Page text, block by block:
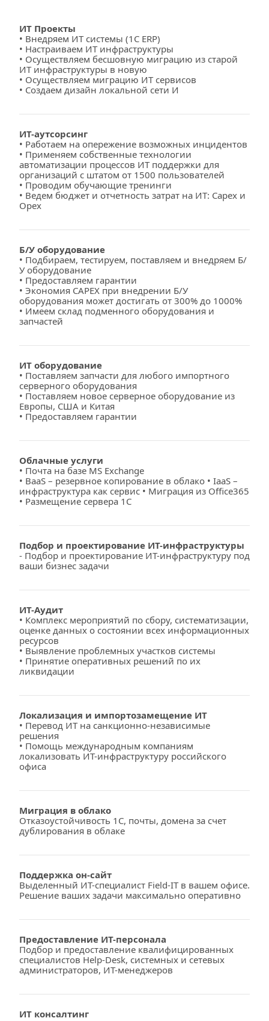
ИТ Проекты
• Внедряем ИТ системы (1С ERP)
• Настраиваем ИТ инфраструктуры
• Осуществляем бесшовную миграцию из старой
ИТ инфраструктуры в новую
• Осуществляем миграцию ИТ сервисов
• Создаем дизайн локальной сети И
ИТ-аутсорсинг
• Работаем на опережение возможных инцидентов
• Применяем собственные технологии
автоматизации процессов ИТ поддержки для
организаций с штатом от 1500 пользователей
• Проводим обучающие тренинги
• Ведем бюджет и отчетность затрат на ИТ: Capex и
Opex
Б/У оборудование
• Подбираем, тестируем, поставляем и внедряем Б/
У оборудование
• Предоставляем гарантии
• Экономия CAPEX при внедрении Б/У
оборудования может достигать от 300% до 1000%
• Имеем склад подменного оборудования и
запчастей
ИТ оборудование
• Поставляем запчасти для любого импортного
серверного оборудования
• Поставляем новое серверное оборудование из
Европы, США и Китая
• Предоставляем гарантии
Облачные услуги
• Почта на базе MS Exchange
• BaaS – резервное копирование в облако • IaaS –
инфраструктура как сервис • Миграция из Office365
• Размещение сервера 1С
Подбор и проектирование ИТ-инфраструктуры
- Подбор и проектирование ИТ-инфраструктуру под
ваши бизнес задачи
ИТ-Аудит
• Комплекс мероприятий по сбору, систематизации,
оценке данных о состоянии всех информационных
ресурсов
• Выявление проблемных участков системы
• Принятие оперативных решений по их
ликвидации
Локализация и импортозамещение ИТ
• Перевод ИТ на санкционно-независимые
решения
• Помощь международным компаниям
локализовать ИТ-инфраструктуру российского
офиса
Миграция в облако
Отказоустойчивость 1С, почты, домена за счет
дублирования в облаке
Поддержка он-сайт
Выделенный ИТ-специалист Field-IT в вашем офисе.
Решение ваших задачи максимально оперативно
Предоставление ИТ-персонала
Подбор и предоставление квалифицированных
специалистов Help-Desk, системных и сетевых
администраторов, ИТ-менеджеров
ИТ консалтинг